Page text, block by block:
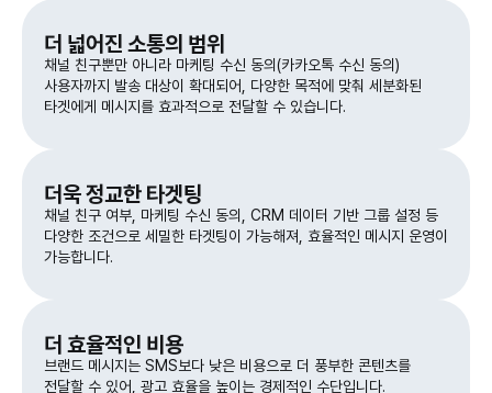
더 넓어진 소통의 범위
채널 친구뿐만 아니라 마케팅 수신 동의(카카오톡 수신 동의)
사용자까지 발송 대상이 확대되어, 다양한 목적에 맞춰 세분화된
타겟에게 메시지를 효과적으로 전달할 수 있습니다.
더욱 정교한 타겟팅
채널 친구 여부, 마케팅 수신 동의, CRM 데이터 기반 그룹 설정 등
다양한 조건으로 세밀한 타겟팅이 가능해져, 효율적인 메시지 운영이
가능합니다.
더 효율적인 비용
브랜드 메시지는 SMS보다 낮은 비용으로 더 풍부한 콘텐츠를
전달할 수 있어, 광고 효율을 높이는 경제적인 수단입니다.